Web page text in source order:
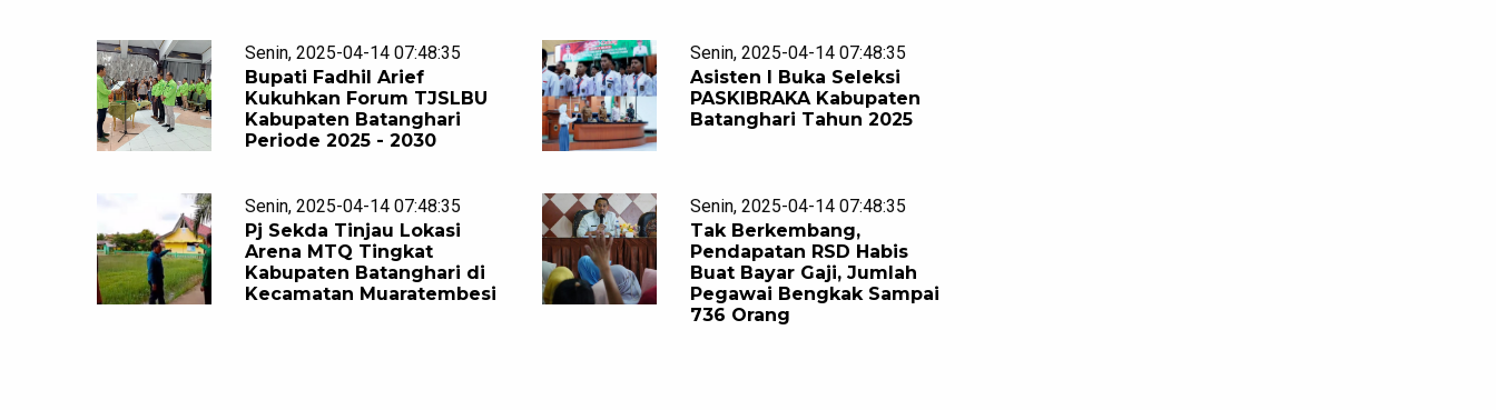
Senin, 2025-04-14 07:48:35
Bupati Fadhil Arief
Kukuhkan Forum TJSLBU
Kabupaten Batanghari
Periode 2025 - 2030
Senin, 2025-04-14 07:48:35
Asisten I Buka Seleksi
PASKIBRAKA Kabupaten
Batanghari Tahun 2025
Senin, 2025-04-14 07:48:35
Pj Sekda Tinjau Lokasi
Arena MTQ Tingkat
Kabupaten Batanghari di
Kecamatan Muaratembesi
Senin, 2025-04-14 07:48:35
Tak Berkembang,
Pendapatan RSD Habis
Buat Bayar Gaji, Jumlah
Pegawai Bengkak Sampai
736 Orang